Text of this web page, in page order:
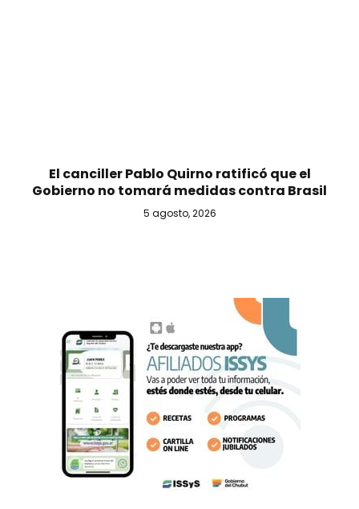
El canciller Pablo Quirno ratificó que el
Gobierno no tomará medidas contra Brasil
5 agosto, 2026